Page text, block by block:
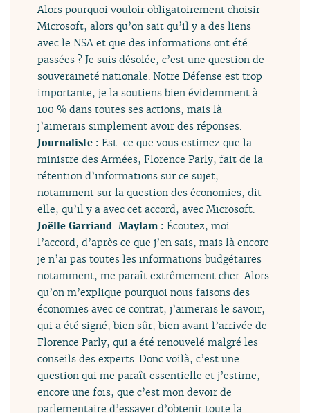
Alors pourquoi vouloir obligatoirement choisir
Microsoft, alors qu’on sait qu’il y a des liens
avec le NSA et que des informations ont été
passées ? Je suis désolée, c’est une question de
souveraineté nationale. Notre Défense est trop
importante, je la soutiens bien évidemment à
100 % dans toutes ses actions, mais là
j’aimerais simplement avoir des réponses.
Journaliste :Est-ce que vous estimez que la
ministre des Armées, Florence Parly, fait de la
rétention d’informations sur ce sujet,
notamment sur la question des économies, dit-
elle, qu’il y a avec cet accord, avec Microsoft.
Joëlle Garriaud-Maylam :Écoutez, moi
l’accord, d’après ce que j’en sais, mais là encore
je n’ai pas toutes les informations budgétaires
notamment, me paraît extrêmement cher. Alors
qu’on m’explique pourquoi nous faisons des
économies avec ce contrat, j’aimerais le savoir,
qui a été signé, bien sûr, bien avant l’arrivée de
Florence Parly, qui a été renouvelé malgré les
conseils des experts. Donc voilà, c’est une
question qui me paraît essentielle et j’estime,
encore une fois, que c’est mon devoir de
parlementaire d’essayer d’obtenir toute la